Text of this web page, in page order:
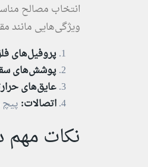
انتخاب مصالح
ویژگی‌هایی مانند
پروفیل‌های
پوشش‌های
عایق‌های
اتصالات:پیچ
نکات مهم